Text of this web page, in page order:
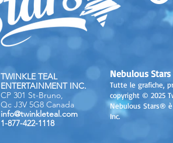
TWINKLE TEAL
ENTERTAINMENT INC.
CP 301 St-Bruno,
Qc J3V 5G8 Canada
info@twinkleteal.com
1-877-422-1118
Nebulous
Tutte le grafiche,
copyright © 2025
Nebulous Stars®
Inc.